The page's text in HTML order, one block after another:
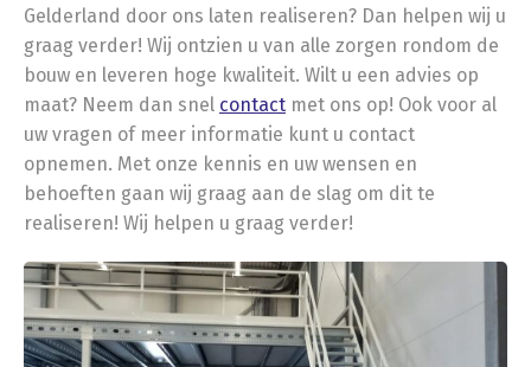
Gelderland door ons laten realiseren? Dan helpen wij u
graag verder! Wij ontzien u van alle zorgen rondom de
bouw en leveren hoge kwaliteit. Wilt u een advies op
maat? Neem dan snel contact met ons op! Ook voor al
uw vragen of meer informatie kunt u contact
opnemen. Met onze kennis en uw wensen en
behoeften gaan wij graag aan de slag om dit te
realiseren! Wij helpen u graag verder!